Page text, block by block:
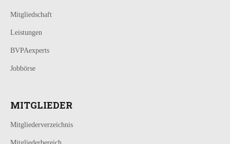
Mitgliedschaft
Leistungen
BVPAexperts
Jobbörse
MITGLIEDER
Mitgliederverzeichnis